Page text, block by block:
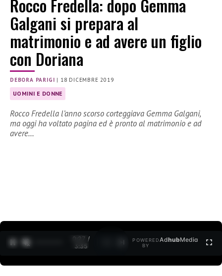
Rocco Fredella: dopo Gemma
Galgani si prepara al
matrimonio e ad avere un figlio
con Doriana
DEBORA PARIGI | 18 DICEMBRE 2019
UOMINI E DONNE
Rocco Fredella l’anno scorso corteggiava Gemma Galgani,
ma oggi ha voltato pagina ed è pronto al matrimonio e ad
avere…
0:27 /
3:35
POWERED
BY
AdhubMedia